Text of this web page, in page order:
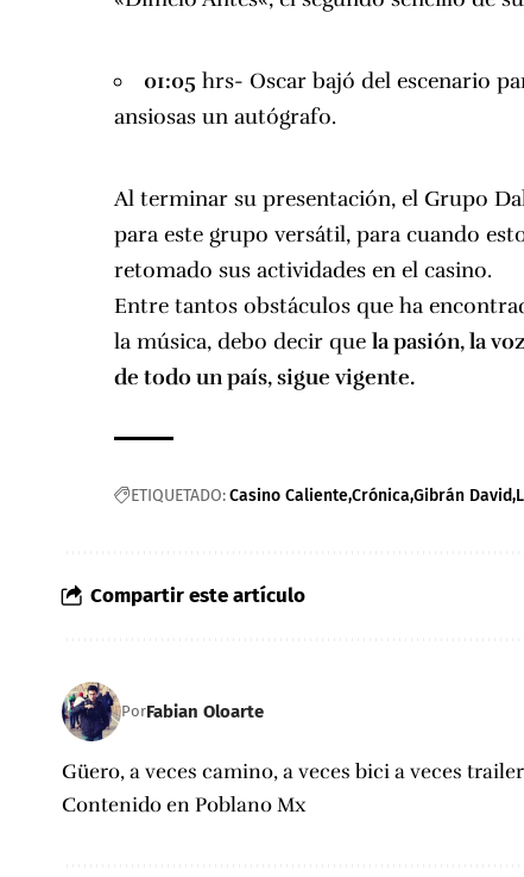
01:05 hrs- Oscar bajó del escenario
ansiosas un autógrafo.
Al terminar su presentación, el Grupo
para este grupo versátil, para cuando
retomado sus actividades en el casino.
Entre tantos obstáculos que ha
la música, debo decir quela pasión, la
de todo un país, sigue vigente.
ETIQUETADO:Casino CalienteCrónicaGibrán David
Compartir este artículo
PorFabian Oloarte
Güero, a veces camino, a veces bici a veces
Contenido en Poblano Mx